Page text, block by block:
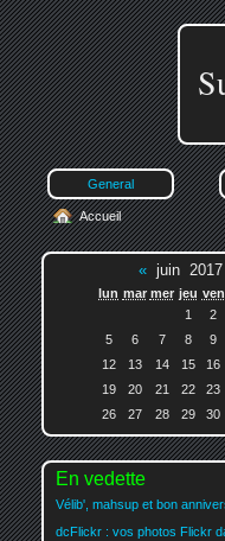
General
Accueil
« juin 2017
lun mar mer jeu ven
1
2
5
6 7 8 9
12
13 14 15 16
19
20 21 22 23
26
27 28 29 30
En vedette
Vélib', mahsup et bon
dcFlickr : vos photos Flickr